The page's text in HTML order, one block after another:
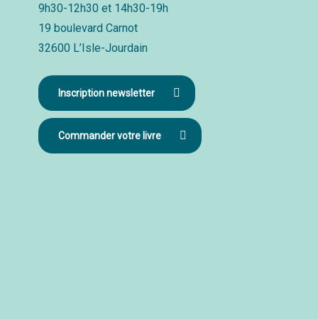
9h30-12h30 et 14h30-19h
19 boulevard Carnot
32600 L’Isle-Jourdain
Inscription newsletter
Commander votre livre